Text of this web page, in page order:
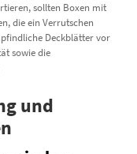
sollten Boxen mit
die ein Verrutschen
Deckblätter vor
sowie die
und